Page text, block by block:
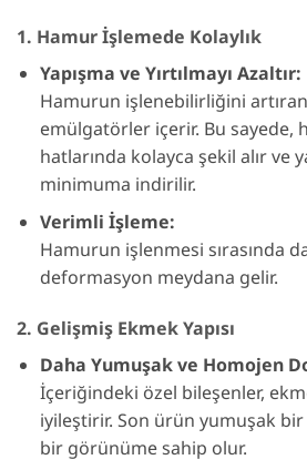
1. Hamur İşlemede Kolaylık
Yapışma ve Yırtılmayı Azaltır:
Hamurun işlenebilirliğini
emülgatörler içerir. Bu sayede,
hatlarında kolayca şekil alır ve
minimuma indirilir.
Verimli İşleme:
Hamurun işlenmesi sırasında
deformasyon meydana gelir.
2. Gelişmiş Ekmek Yapısı
Daha Yumuşak ve Homojen
İçeriğindeki özel bileşenler,
iyileştirir. Son ürün yumuşak
bir görünüme sahip olur.